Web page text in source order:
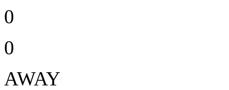
0
0
AWAY